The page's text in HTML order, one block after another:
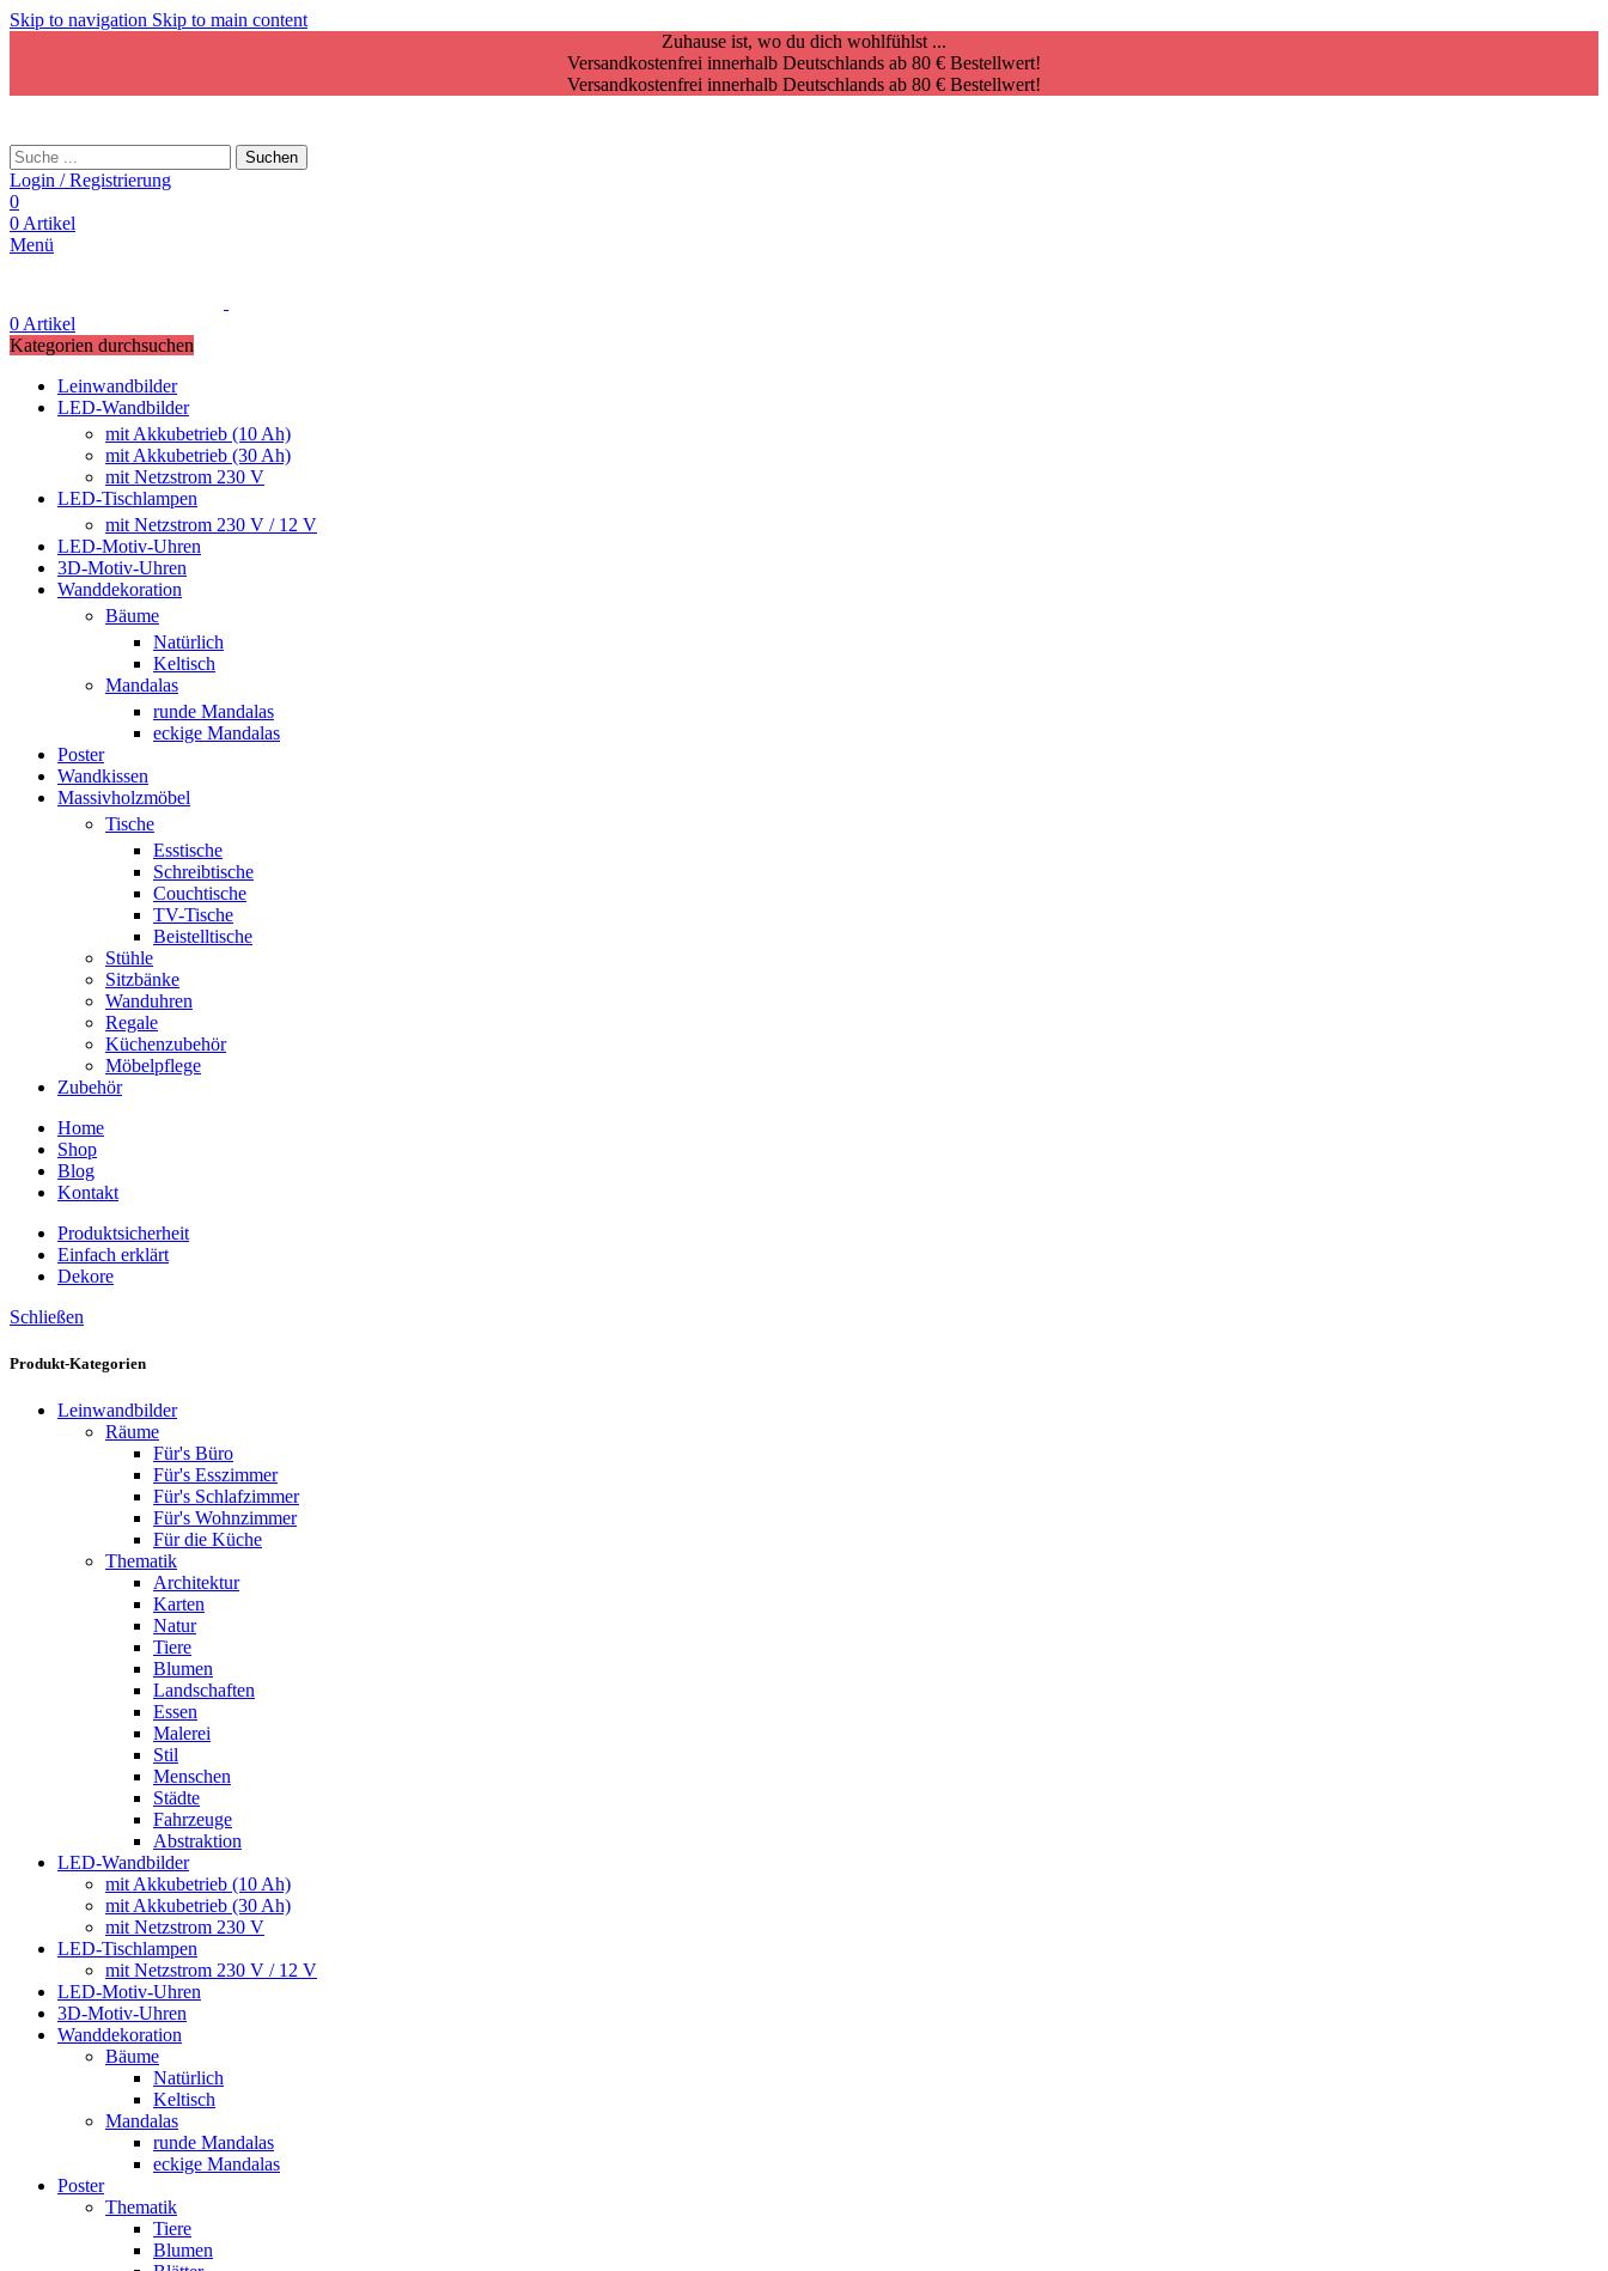
Skip to navigation Skip to main content
Zuhause ist, wo du dich wohlfühlst ...
Versandkostenfrei innerhalb Deutschlands ab 80 € Bestellwert!
Versandkostenfrei innerhalb Deutschlands ab 80 € Bestellwert!
Suchen
Login / Registrierung
0
0 Artikel
Menü
0 Artikel
Kategorien durchsuchen
Leinwandbilder
LED-Wandbilder
mit Akkubetrieb (10 Ah)
mit Akkubetrieb (30 Ah)
mit Netzstrom 230 V
LED-Tischlampen
mit Netzstrom 230 V / 12 V
LED-Motiv-Uhren
3D-Motiv-Uhren
Wanddekoration
Bäume
Natürlich
Keltisch
Mandalas
runde Mandalas
eckige Mandalas
Poster
Wandkissen
Massivholzmöbel
Tische
Esstische
Schreibtische
Couchtische
TV-Tische
Beistelltische
Stühle
Sitzbänke
Wanduhren
Regale
Küchenzubehör
Möbelpflege
Zubehör
Home
Shop
Blog
Kontakt
Produktsicherheit
Einfach erklärt
Dekore
Schließen
Produkt-Kategorien
Leinwandbilder
Räume
Für's Büro
Für's Esszimmer
Für's Schlafzimmer
Für's Wohnzimmer
Für die Küche
Thematik
Architektur
Karten
Natur
Tiere
Blumen
Landschaften
Essen
Malerei
Stil
Menschen
Städte
Fahrzeuge
Abstraktion
LED-Wandbilder
mit Akkubetrieb (10 Ah)
mit Akkubetrieb (30 Ah)
mit Netzstrom 230 V
LED-Tischlampen
mit Netzstrom 230 V / 12 V
LED-Motiv-Uhren
3D-Motiv-Uhren
Wanddekoration
Bäume
Natürlich
Keltisch
Mandalas
runde Mandalas
eckige Mandalas
Poster
Thematik
Tiere
Blumen